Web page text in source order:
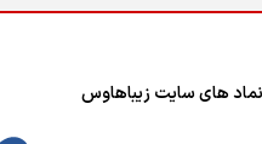
نماد های سایت زیباهاوس